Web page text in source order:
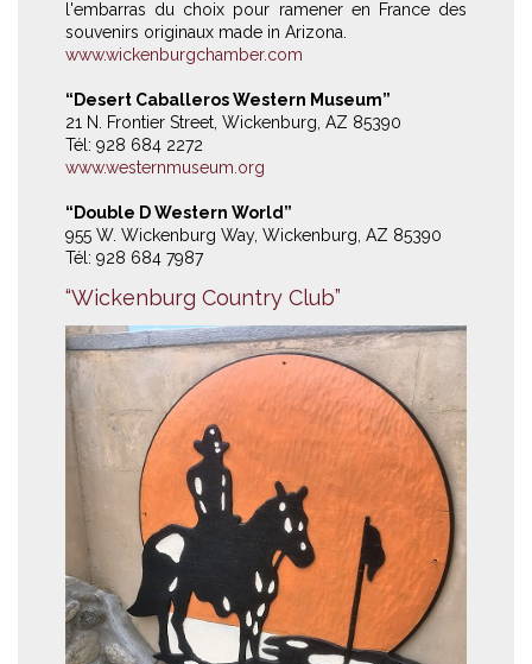
l'embarras du choix pour ramener en France des
souvenirs originaux made in Arizona.
www.wickenburgchamber.com
“Desert Caballeros Western Museum”
21 N. Frontier Street, Wickenburg, AZ 85390
Tél: 928 684 2272
www.westernmuseum.org
“Double D Western World”
955 W. Wickenburg Way, Wickenburg, AZ 85390
Tél: 928 684 7987
“Wickenburg Country Club”